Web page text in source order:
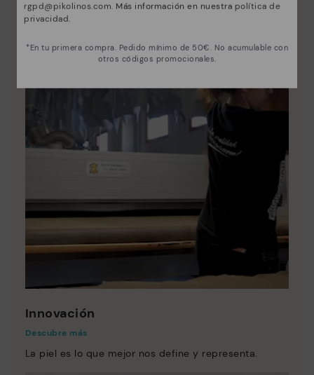
Innovación
Descubre más
La piel es lo que mejor nos define y representa.
rgpd@pikolinos.com. Más información en nuestra política de
privacidad.
*En tu primera compra. Pedido mínimo de 50€. No acumulable con
otros códigos promocionales.